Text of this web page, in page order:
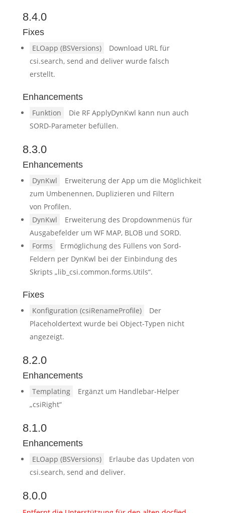
8.4.0
Fixes
ELOapp (BSVersions)
Download URL für
csi.search, send and deliver wurde falsch
erstellt.
Enhancements
Funktion
Die RF ApplyDynKwl kann nun auch
SORD-Parameter befüllen.
8.3.0
Enhancements
DynKwl
Erweiterung der App um die Möglichkeit
zum Umbenennen, Duplizieren und Filtern
von Profilen.
DynKwl
Erweiterung des Dropdownmenüs für
Ausgabefelder um WF MAP, BLOB und SORD.
Forms
Ermöglichung des Füllens von Sord-
Feldern per DynKwl bei der Einbindung des
Skripts „lib_csi.common.forms.Utils“.
Fixes
Konfiguration (csiRenameProfile)
Der
Placeholdertext wurde bei Object-Typen nicht
angezeigt.
8.2.0
Enhancements
Templating
Ergänzt um Handlebar-Helper
„csiRight“
8.1.0
Enhancements
ELOapp (BSVersions)
Erlaube das Updaten von
csi.search, send and deliver.
8.0.0